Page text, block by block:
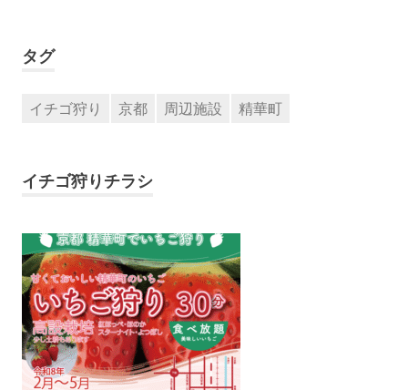
タグ
イチゴ狩り 京都 周辺施設 精華町
イチゴ狩りチラシ